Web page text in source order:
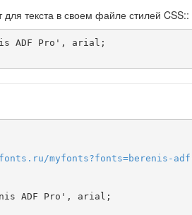
текста в своем файле стилей CSS::
. ru /myfonts?fonts=berenis-
ADF Pro', arial;